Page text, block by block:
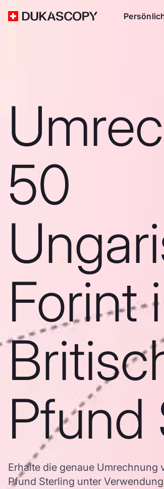
50
Forint
Pfund
Erhalte die genaue
Pfund Sterling unter